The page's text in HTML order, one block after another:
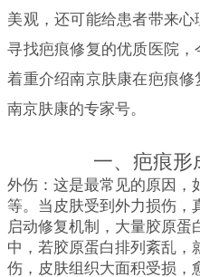
美观，还可能给患者带来
寻找疤痕修复的优质医院
着重介绍南京肤康在疤痕
南京肤康的专家号。
一、疤痕形
外伤：这是最常见的原因，
等。当皮肤受到外力损伤，
启动修复机制，大量胶原蛋
中，若胶原蛋白排列紊乱，
伤，皮肤组织大面积受损，